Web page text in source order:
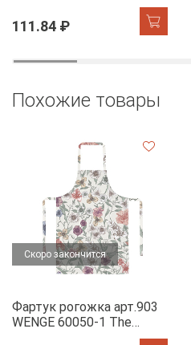
111.84 ₽
Похожие товары
Скоро закончится
Фартук рогожка арт.903
WENGE 60050-1 The